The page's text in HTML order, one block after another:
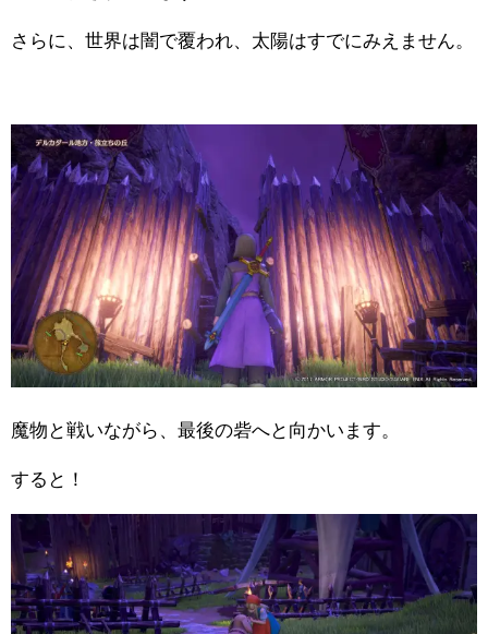
さらに、世界は闇で覆われ、太陽はすでにみえません。
魔物と戦いながら、最後の砦へと向かいます。
すると！